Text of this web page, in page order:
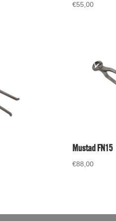
€55,00
Mustad FN15
€88,00